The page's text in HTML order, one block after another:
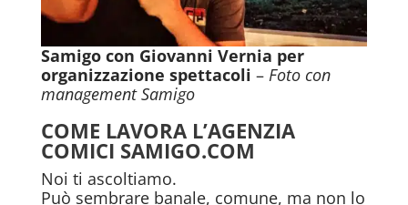
Samigo con Giovanni Vernia per
organizzazione spettacoli – Foto con
management Samigo
COME LAVORA L’AGENZIA
COMICI SAMIGO.COM
Noi ti ascoltiamo.
Può sembrare banale, comune, ma non lo